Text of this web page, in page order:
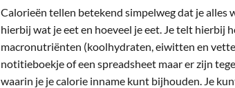
Calorieën tellen betekend simpelweg dat je alles
hierbij wat je eet en hoeveel je eet. Je telt hierbij
macronutriënten (koolhydraten, eiwitten en
notitieboekje of een spreadsheet maar er zijn
waarin je je calorie inname kunt bijhouden. Je